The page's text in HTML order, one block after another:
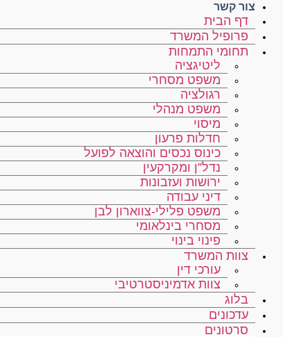
צור קשר
דף הבית
פרופיל המשרד
תחומי התמחות
ליטיגציה
משפט מסחרי
רגולציה
משפט מנהלי
מיסוי
חדלות פרעון
כינוס נכסים והוצאה לפועל
נדל”ן ומקרקעין
ירושות ועזבונות
דיני עבודה
משפט פלילי-צווארון לבן
מסחרי בינלאומי
פינוי בינוי
צוות המשרד
עורכי דין
צוות אדמיניסטרטיבי
בלוג
עדכונים
סרטונים